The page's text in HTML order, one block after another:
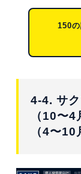
150
4-4. サ
（10〜
（4〜